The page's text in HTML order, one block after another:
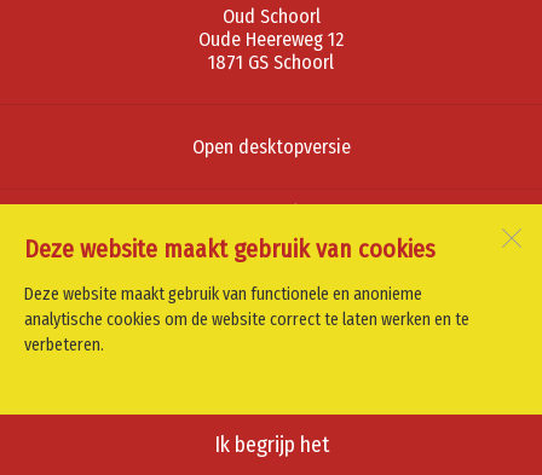
Deze website maakt gebruik van cookies
Deze website maakt gebruik van functionele en anonieme
analytische cookies om de website correct te laten werken en te
verbeteren.
Ik begrijp het
Oud Schoorl
Oude Heereweg 12
1871 GS Schoorl
Open desktopversie